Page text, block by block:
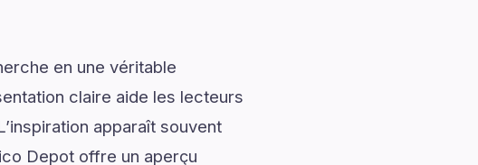
en une véritable
claire aide les lecteurs
apparaît souvent
Depot offre un aperçu